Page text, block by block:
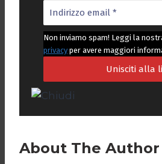
Non inviamo spam! Leggi la
privacy per avere maggiori
About The Author